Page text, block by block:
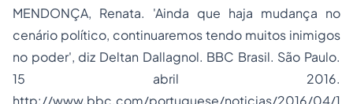
MENDONÇA, Renata. 'Ainda que haja mudança no
cenário político, continuaremos tendo muitos inimigos
no poder', diz Deltan Dallagnol. BBC Brasil. São Paulo.
15 abril 2016.